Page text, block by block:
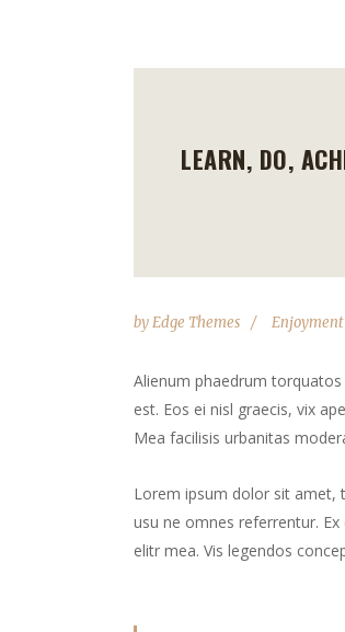
LEARN, DO,
byEdge Themes Enjoyment
Alienum phaedrum
est. Eos ei nisl graecis, vix
Mea facilisis urbanitas
Lorem ipsum dolor sit amet,
usu ne omnes referrentur.
elitr mea. Vis legendos